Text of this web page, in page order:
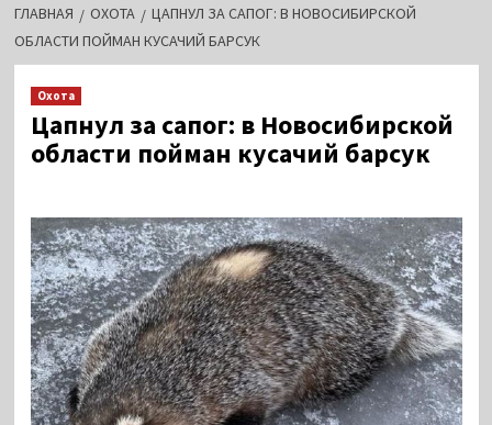
ГЛАВНАЯ ОХОТА
ЦАПНУЛ ЗА САПОГ: В НОВОСИБИРСКОЙ
ОБЛАСТИ ПОЙМАН КУСАЧИЙ БАРСУК
Охота
Цапнул за сапог: в Новосибирской
области пойман кусачий барсук